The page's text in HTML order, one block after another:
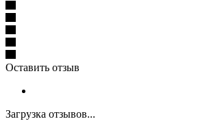
Оставить отзыв
Загрузка отзывов...